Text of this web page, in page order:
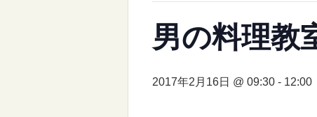
男の料理教
2017年2月16日 @ 09:30 - 12:00